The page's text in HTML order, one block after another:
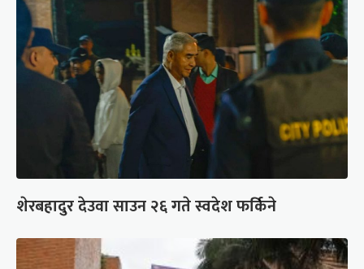
शेरबहादुर देउवा साउन २६ गते स्वदेश फर्किने